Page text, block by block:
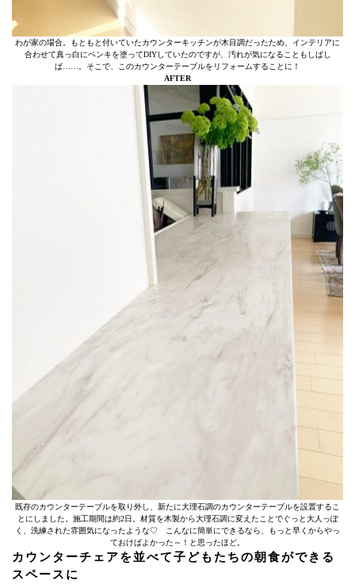
わが家の場合。もともと付いていたカウンターキッチンが木目調だったため、インテリアに
合わせて真っ白にペンキを塗ってDIYしていたのですが、汚れが気になることもしばし
ば……。そこで、このカウンターテーブルをリフォームすることに！
AFTER
既存のカウンターテーブルを取り外し、新たに大理石調のカウンターテーブルを設置するこ
とにしました。施工期間は約2日。材質を木製から大理石調に変えたことでぐっと大人っぽ
く、洗練された雰囲気になったような♡ こんなに簡単にできるなら、もっと早くからやっ
ておけばよかった～！と思ったほど。
カウンターチェアを並べて子どもたちの朝食ができる
スペースに